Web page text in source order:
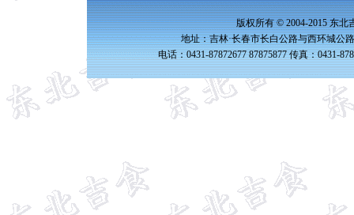
版权所有 © 2004-2015 东北
地址：吉林·长春市长白公路与西环城公
电话：0431-87872677 87875877 传真：0431-